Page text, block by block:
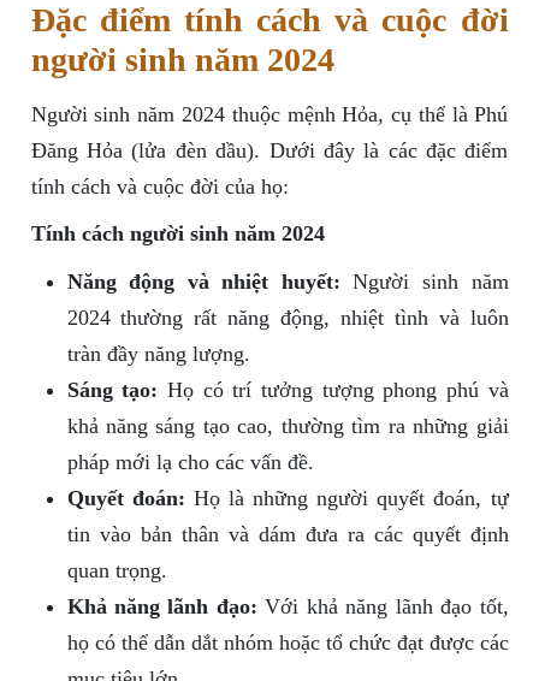
Đặc điểm tính cách và cuộc đời
người sinh năm 2024
Người sinh năm 2024 thuộc mệnh Hỏa, cụ thể là Phú
Đăng Hỏa (lửa đèn dầu). Dưới đây là các đặc điểm
tính cách và cuộc đời của họ:
Tính cách người sinh năm 2024
Năng động và nhiệt huyết: Người sinh năm
2024 thường rất năng động, nhiệt tình và luôn
tràn đầy năng lượng.
Sáng tạo: Họ có trí tưởng tượng phong phú và
khả năng sáng tạo cao, thường tìm ra những giải
pháp mới lạ cho các vấn đề.
Quyết đoán: Họ là những người quyết đoán, tự
tin vào bản thân và dám đưa ra các quyết định
quan trọng.
Khả năng lãnh đạo: Với khả năng lãnh đạo tốt,
họ có thể dẫn dắt nhóm hoặc tổ chức đạt được các